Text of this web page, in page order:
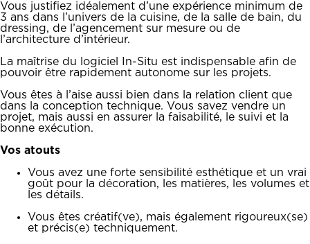
Vous justifiez idéalement d’une expérience minimum de
3 ans dans l’univers de la cuisine, de la salle de bain, du
dressing, de l’agencement sur mesure ou de
l’architecture d’intérieur.
La maîtrise du logiciel In-Situ est indispensable afin de
pouvoir être rapidement autonome sur les projets.
Vous êtes à l’aise aussi bien dans la relation client que
dans la conception technique. Vous savez vendre un
projet, mais aussi en assurer la faisabilité, le suivi et la
bonne exécution.
Vos atouts
Vous avez une forte sensibilité esthétique et un vrai
goût pour la décoration, les matières, les volumes et
les détails.
Vous êtes créatif(ve), mais également rigoureux(se)
et précis(e) techniquement.